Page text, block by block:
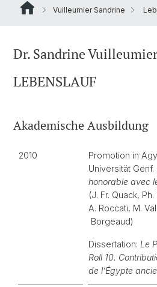
Vuilleumier Sandrine
Dr. Sandrine Vuilleumier
LEBENSLAUF
Akademische Ausbildung
2010
Promotion in
Universität Genf.
honorable avec
(J. Fr. Quack,
A. Roccati, M.
Borgeaud)
Dissertation: Le
Roll 10.
de l’Égypte